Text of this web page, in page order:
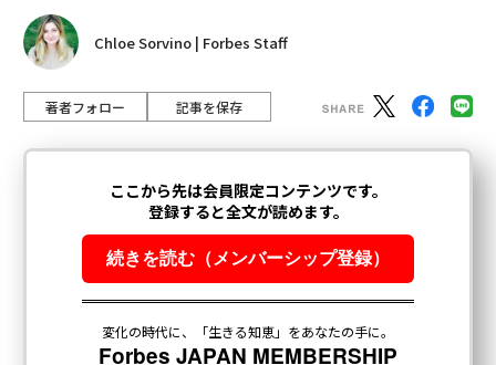
Chloe Sorvino | Forbes Staff
著者フォロー 記事を保存